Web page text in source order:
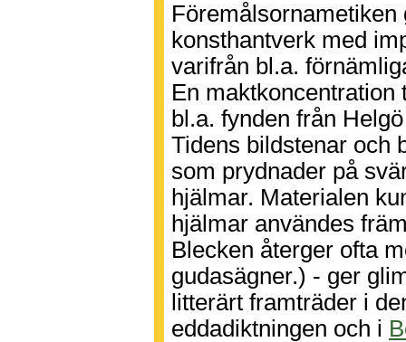
konsthantverk med
varifrån bl.a.
En
bl.a. fynden från
Tidens bildstenar och
som prydnader på
hjälmar. Materialen
hjälmar användes
Blecken återger ofta
gudasägner.) - ger
litterärt framträder i
eddadiktningen och i